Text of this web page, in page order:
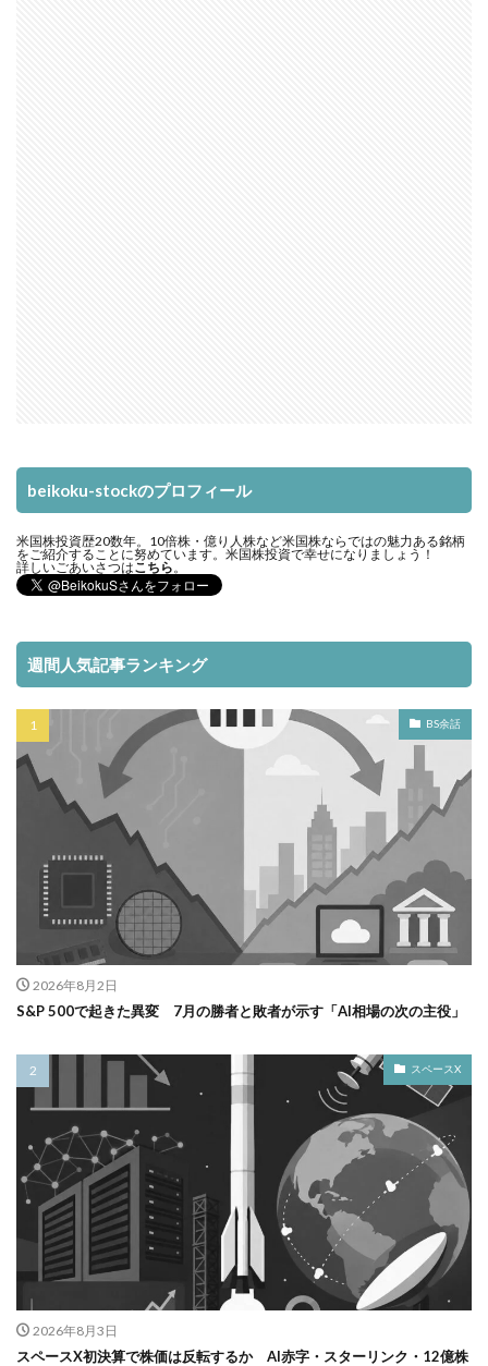
beikoku-stockのプロフィール
米国株投資歴20数年。10倍株・億り人株など米国株ならではの魅力ある銘柄
をご紹介することに努めています。米国株投資で幸せになりましょう！
詳しいごあいさつはこちら 。
週間人気記事ランキング
BS余話
2026年8月2日
S&P 500で起きた異変 7月の勝者と敗者が示す「AI相場の次の主役」
スペースX
2026年8月3日
スペースX初決算で株価は反転するか AI赤字・スターリンク・12億株